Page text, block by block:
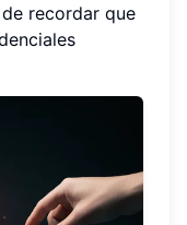
recordar que